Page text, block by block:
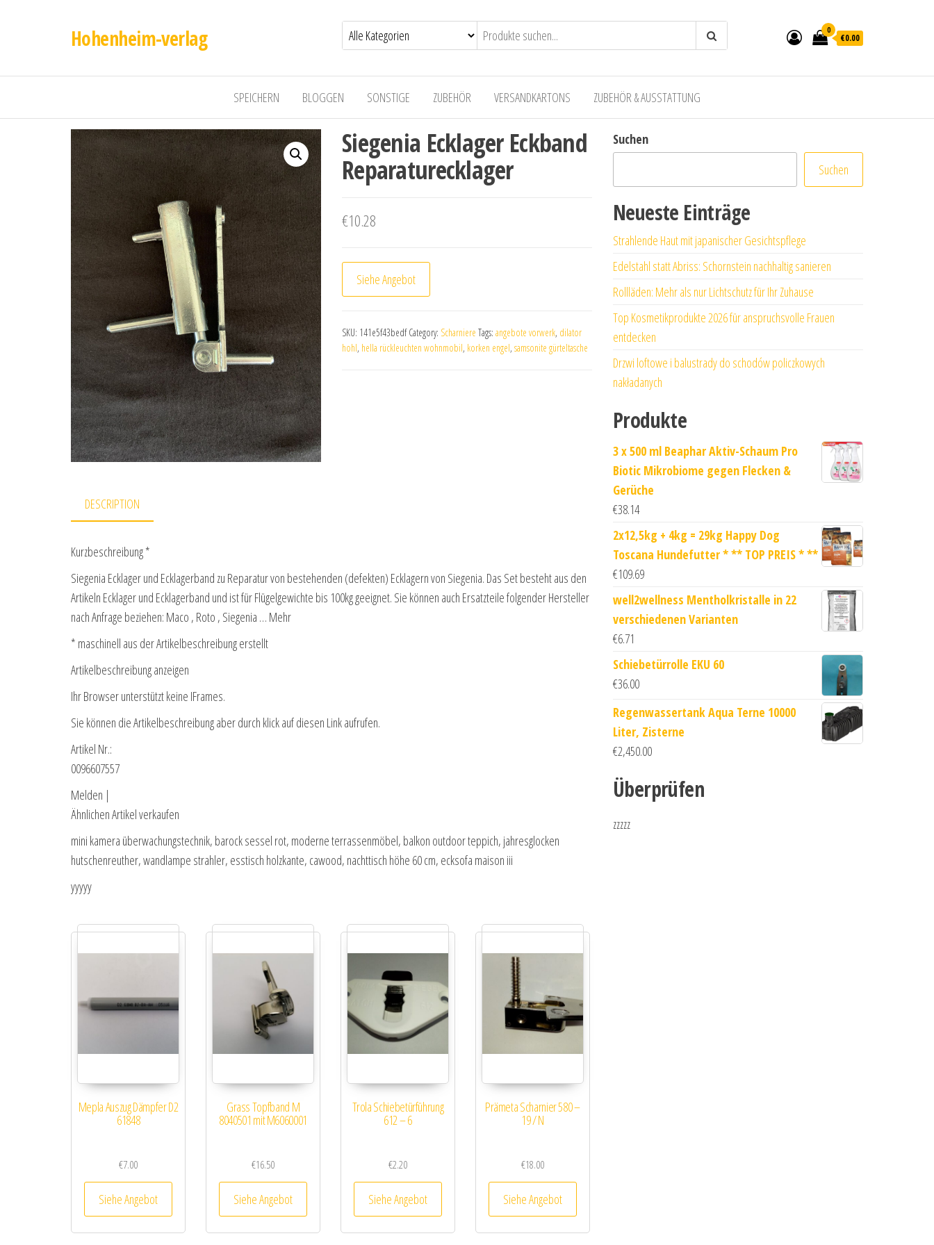
Hohenheim-verlag 0
€0.00
SPEICHERN BLOGGEN SONSTIGE ZUBEHÖR VERSANDKARTONS ZUBEHÖR & AUSSTATTUNG
Siegenia Ecklager Eckband
Reparaturecklager
€10.28
Siehe Angebot
SKU: 141e5f43bedf Category: Scharniere Tags: angebote vorwerk, dilator
hohl, hella rückleuchten wohnmobil, korken engel, samsonite gürteltasche
DESCRIPTION
Kurzbeschreibung *
Siegenia Ecklager und Ecklagerband zu Reparatur von bestehenden (defekten) Ecklagern von Siegenia. Das Set besteht aus den
Artikeln Ecklager und Ecklagerband und ist für Flügelgewichte bis 100kg geeignet. Sie können auch Ersatzteile folgender Hersteller
nach Anfrage beziehen: Maco , Roto , Siegenia … Mehr
* maschinell aus der Artikelbeschreibung erstellt
Artikelbeschreibung anzeigen
Ihr Browser unterstützt keine IFrames.
Sie können die Artikelbeschreibung aber durch klick auf diesen Link aufrufen.
Artikel Nr.:
0096607557
Melden |
Ähnlichen Artikel verkaufen
mini kamera überwachungstechnik, barock sessel rot, moderne terrassenmöbel, balkon outdoor teppich, jahresglocken
hutschenreuther, wandlampe strahler, esstisch holzkante, cawood, nachttisch höhe 60 cm, ecksofa maison iii
yyyyy
Mepla Auszug Dämpfer D2
61848
€7.00
Siehe Angebot
Grass Topfband M
8040501 mit M6060001
€16.50
Siehe Angebot
Trola Schiebetürführung
612 – 6
€2.20
Siehe Angebot
Prämeta Scharnier 580 –
19 / N
€18.00
Siehe Angebot
Suchen
Suchen
Neueste Einträge
Strahlende Haut mit japanischer Gesichtspflege
Edelstahl statt Abriss: Schornstein nachhaltig sanieren
Rollläden: Mehr als nur Lichtschutz für Ihr Zuhause
Top Kosmetikprodukte 2026 für anspruchsvolle Frauen
entdecken
Drzwi loftowe i balustrady do schodów policzkowych
nakładanych
Produkte
3 x 500 ml Beaphar Aktiv-Schaum Pro
Biotic Mikrobiome gegen Flecken &
Gerüche
€38.14
2x12,5kg + 4kg = 29kg Happy Dog
Toscana Hundefutter * ** TOP PREIS * **
€109.69
well2wellness Mentholkristalle in 22
verschiedenen Varianten
€6.71
Schiebetürrolle EKU 60
€36.00
Regenwassertank Aqua Terne 10000
Liter, Zisterne
€2,450.00
Überprüfen
zzzzz